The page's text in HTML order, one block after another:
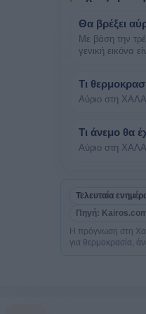
Θα βρέξει
Με βάση την
γενική εικόνα
Τι
Αύριο στη
Τι άνεμο θα
Αύριο στη
Τελευταία
Πηγή:
Η πρόγνωση στη
για θερμοκρασία,